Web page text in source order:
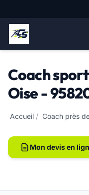
Coach
Oise -
Accueil / Coach près
Mon devis en